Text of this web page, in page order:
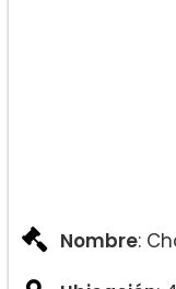
Nombre: